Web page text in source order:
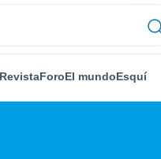
RevistaForoEl mundoEsquí